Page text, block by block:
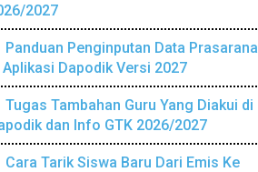
2027
Panduan Penginputan Data Prasarana
Aplikasi Dapodik Versi 2027
Tugas Tambahan Guru Yang Diakui di
dan Info GTK 2026/2027
Cara Tarik Siswa Baru Dari Emis Ke